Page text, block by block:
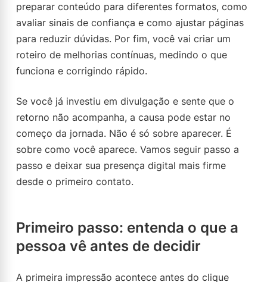
preparar conteúdo para diferentes formatos, como
avaliar sinais de confiança e como ajustar páginas
para reduzir dúvidas. Por fim, você vai criar um
roteiro de melhorias contínuas, medindo o que
funciona e corrigindo rápido.
Se você já investiu em divulgação e sente que o
retorno não acompanha, a causa pode estar no
começo da jornada. Não é só sobre aparecer. É
sobre como você aparece. Vamos seguir passo a
passo e deixar sua presença digital mais firme
desde o primeiro contato.
Primeiro passo: entenda o que a
pessoa vê antes de decidir
A primeira impressão acontece antes do clique